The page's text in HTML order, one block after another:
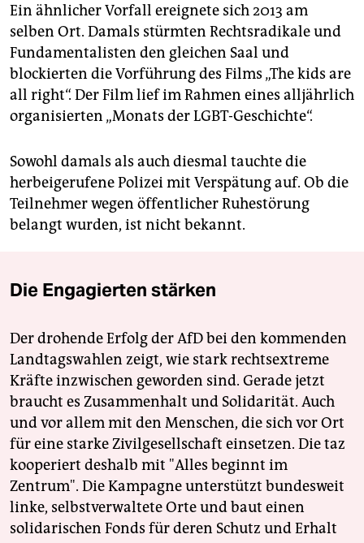
Ein ähnlicher Vorfall ereignete sich 2013 am
selben Ort. Damals stürmten Rechtsradikale und
Fundamentalisten den gleichen Saal und
blockierten die Vorführung des Films „The kids are
all right“. Der Film lief im Rahmen eines alljährlich
organisierten „Monats der LGBT-Geschichte“.
Sowohl damals als auch diesmal tauchte die
herbeigerufene Polizei mit Verspätung auf. Ob die
Teilnehmer wegen öffentlicher Ruhestörung
belangt wurden, ist nicht bekannt.
Die Engagierten stärken
Der drohende Erfolg der AfD bei den kommenden
Landtagswahlen zeigt, wie stark rechtsextreme
Kräfte inzwischen geworden sind. Gerade jetzt
braucht es Zusammenhalt und Solidarität. Auch
und vor allem mit den Menschen, die sich vor Ort
für eine starke Zivilgesellschaft einsetzen. Die taz
kooperiert deshalb mit "Alles beginnt im
Zentrum". Die Kampagne unterstützt bundesweit
linke, selbstverwaltete Orte und baut einen
solidarischen Fonds für deren Schutz und Erhalt